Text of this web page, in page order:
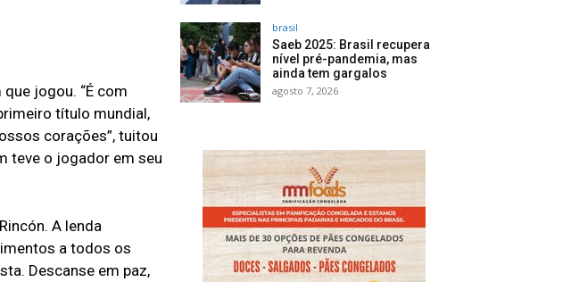
jogou. “É com
título mundial,
corações”, tuitou
teve o jogador em seu
A lenda
a todos os
Descanse em paz,
brasil
Saeb 2025: Brasil recupera
nível pré-pandemia, mas
ainda tem gargalos
agosto 7, 2026